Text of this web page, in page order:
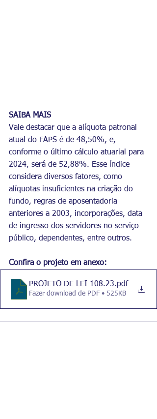
SAIBA MAIS
Vale destacar que a alíquota patronal
atual do FAPS é de 48,50%, e,
conforme o último cálculo atuarial para
2024, será de 52,88%. Esse índice
considera diversos fatores, como
alíquotas insuficientes na criação do
fundo, regras de aposentadoria
anteriores a 2003, incorporações, data
de ingresso dos servidores no serviço
público, dependentes, entre outros.
Confira o projeto em anexo:
PROJETO DE LEI 108.23.pdf
Fazer download de PDF • 525KB